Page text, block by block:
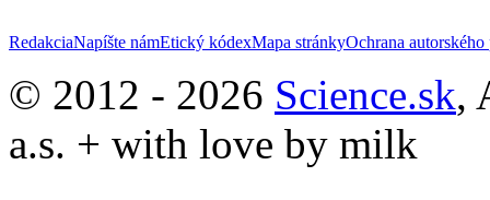
RedakciaNapíšte námEtický kódexMapa stránkyOchrana autorského
© 2012 - 2026 Science.sk,
a.s. + with love by milk